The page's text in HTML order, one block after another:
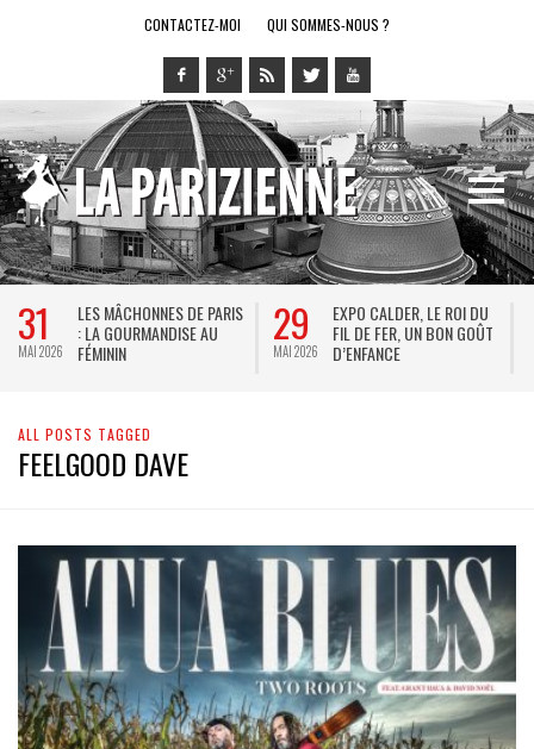
CONTACTEZ-MOI QUI SOMMES-NOUS ?
31
MAI 2026
LES MÂCHONNES DE PARIS
: LA GOURMANDISE AU
FÉMININ
29
MAI 2026
EXPO CALDER, LE ROI DU
FIL DE FER, UN BON GOÛT
D’ENFANCE
ALL POSTS TAGGED
FEELGOOD DAVE